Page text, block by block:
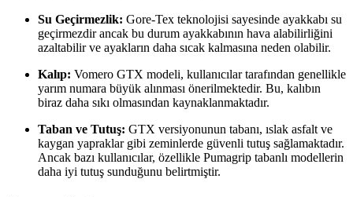
Su Geçirmezlik: Gore-Tex teknolojisi sayesinde ayakkabı su
geçirmezdir ancak bu durum ayakkabının hava alabilirliğini
azaltabilir ve ayakların daha sıcak kalmasına neden olabilir.
Kalıp: Vomero GTX modeli, kullanıcılar tarafından genellikle
yarım numara büyük alınması önerilmektedir. Bu, kalıbın
biraz daha sıkı olmasından kaynaklanmaktadır.
Taban ve Tutuş: GTX versiyonunun tabanı, ıslak asfalt ve
kaygan yapraklar gibi zeminlerde güvenli tutuş sağlamaktadır.
Ancak bazı kullanıcılar, özellikle Pumagrip tabanlı modellerin
daha iyi tutuş sunduğunu belirtmiştir.